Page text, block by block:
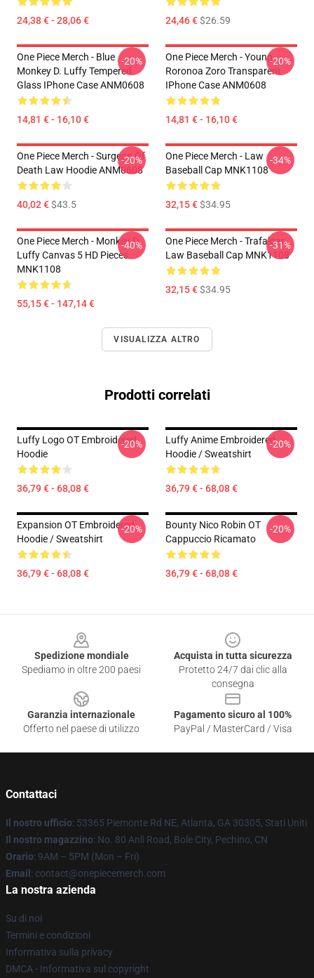
24,38 € - 28,06 € 24,46 €$26.59
One Piece Merch - Blue
Monkey D. Luffy Tempered
Glass IPhone Case ANM0608
14,81 € - 16,10 €
-20%
One Piece Merch - Young
Roronoa Zoro Transparent
IPhone Case ANM0608
14,81 € - 16,10 €
-20%
One Piece Merch - Surgeon Of
Death Law Hoodie ANM0608
40,02 €$43.5
-20%
One Piece Merch - Law
Baseball Cap MNK1108
32,15 €$34.95
-34%
One Piece Merch - Monkey D.
Luffy Canvas 5 HD Pieces
MNK1108
55,15 € - 147,14 €
-40%
One Piece Merch - Trafalgar
Law Baseball Cap MNK1108
32,15 €$34.95
-31%
VISUALIZZA ALTRO
Prodotti correlati
Luffy Logo OT Embroidered
Hoodie
36,79 € - 68,08 €
-20%
Luffy Anime Embroidered
Hoodie / Sweatshirt
36,79 € - 68,08 €
-20%
Expansion OT Embroidered
Hoodie / Sweatshirt
36,79 € - 68,08 €
-20%
Bounty Nico Robin OT
Cappuccio Ricamato
36,79 € - 68,08 €
-20%
Spedizione mondiale
Spediamo in oltre 200 paesi
Acquista in tutta sicurezza
Protetto 24/7 dai clic alla
consegna
Garanzia internazionale
Offerto nel paese di utilizzo
Pagamento sicuro al 100%
PayPal / MasterCard / Visa
Contattaci
Il nostro ufficio: 53365 Piemonte Rd NE, Atlanta, GA 30305, Stati Uniti
Il nostro magazzino: No. 80 Anli Road, Bole City, Pechino, CN
Orario: 9AM – 5PM (Mon – Fri)
Email : contact@onepiecemerch.com
La nostra azienda
Su di noi
Termini e condizioni
Informativa sulla privacy
DMCA - Informativa sul copyright